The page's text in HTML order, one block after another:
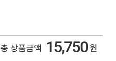
총 상품금액 15,750원